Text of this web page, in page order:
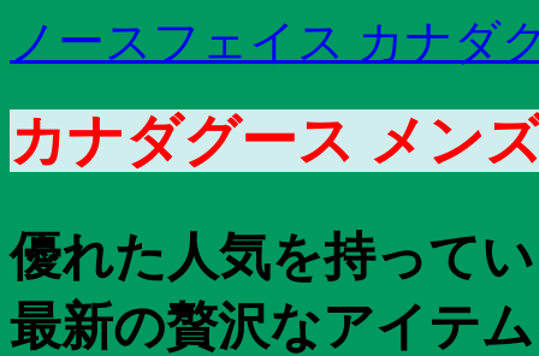
ノースフェイス カナダ
カナダグース メン
優れた人気を持って
最新の贅沢なアイテ